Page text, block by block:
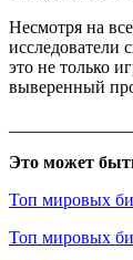
Несмотря на
исследователи
это не только
выверенный
Это может
Топ мировых
Топ мировых